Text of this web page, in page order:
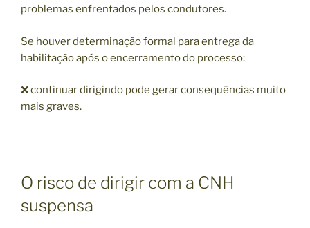
problemas enfrentados pelos condutores.
Se houver determinação formal para entrega da
habilitação após o encerramento do processo:
❌ continuar dirigindo pode gerar consequências muito
mais graves.
O risco de dirigir com a CNH
suspensa